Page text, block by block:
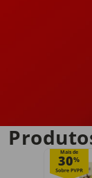
Mais de
30%